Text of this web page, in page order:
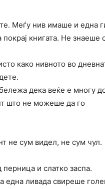
Меѓу нив имаше и една
книгата. Не знаеше
како нивното во
дека веќе е многу
што не можеше да го
не сум видел, не сум чул.
перница и слатко заспа.
една ливада свиреше